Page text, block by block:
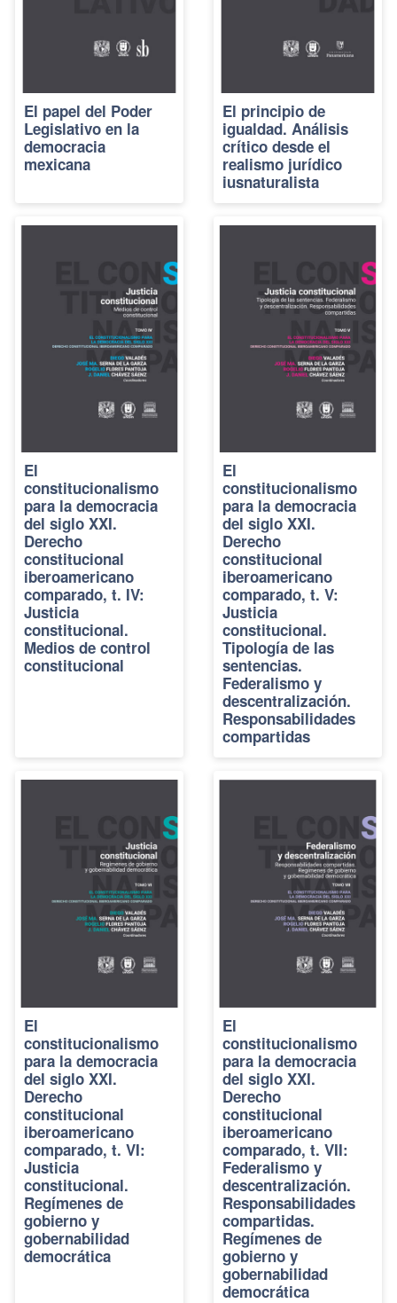
El papel del Poder
Legislativo en la
democracia
mexicana
El principio de
igualdad. Análisis
crítico desde el
realismo jurídico
iusnaturalista
El
constitucionalismo
para la democracia
del siglo XXI.
Derecho
constitucional
iberoamericano
comparado, t. IV:
Justicia
constitucional.
Medios de control
constitucional
El
constitucionalismo
para la democracia
del siglo XXI.
Derecho
constitucional
iberoamericano
comparado, t. V:
Justicia
constitucional.
Tipología de las
sentencias.
Federalismo y
descentralización.
Responsabilidades
compartidas
El
constitucionalismo
para la democracia
del siglo XXI.
Derecho
constitucional
iberoamericano
comparado, t. VI:
Justicia
constitucional.
Regímenes de
gobierno y
gobernabilidad
democrática
El
constitucionalismo
para la democracia
del siglo XXI.
Derecho
constitucional
iberoamericano
comparado, t. VII:
Federalismo y
descentralización.
Responsabilidades
compartidas.
Regímenes de
gobierno y
gobernabilidad
democrática